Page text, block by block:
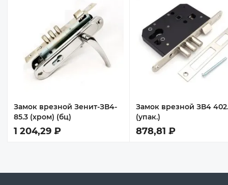
Замок врезной Зенит-ЗВ4-
85.3 (хром) (бц)
1 204,29 ₽
Замок врезной ЗВ4
(упак.)
878,81 ₽